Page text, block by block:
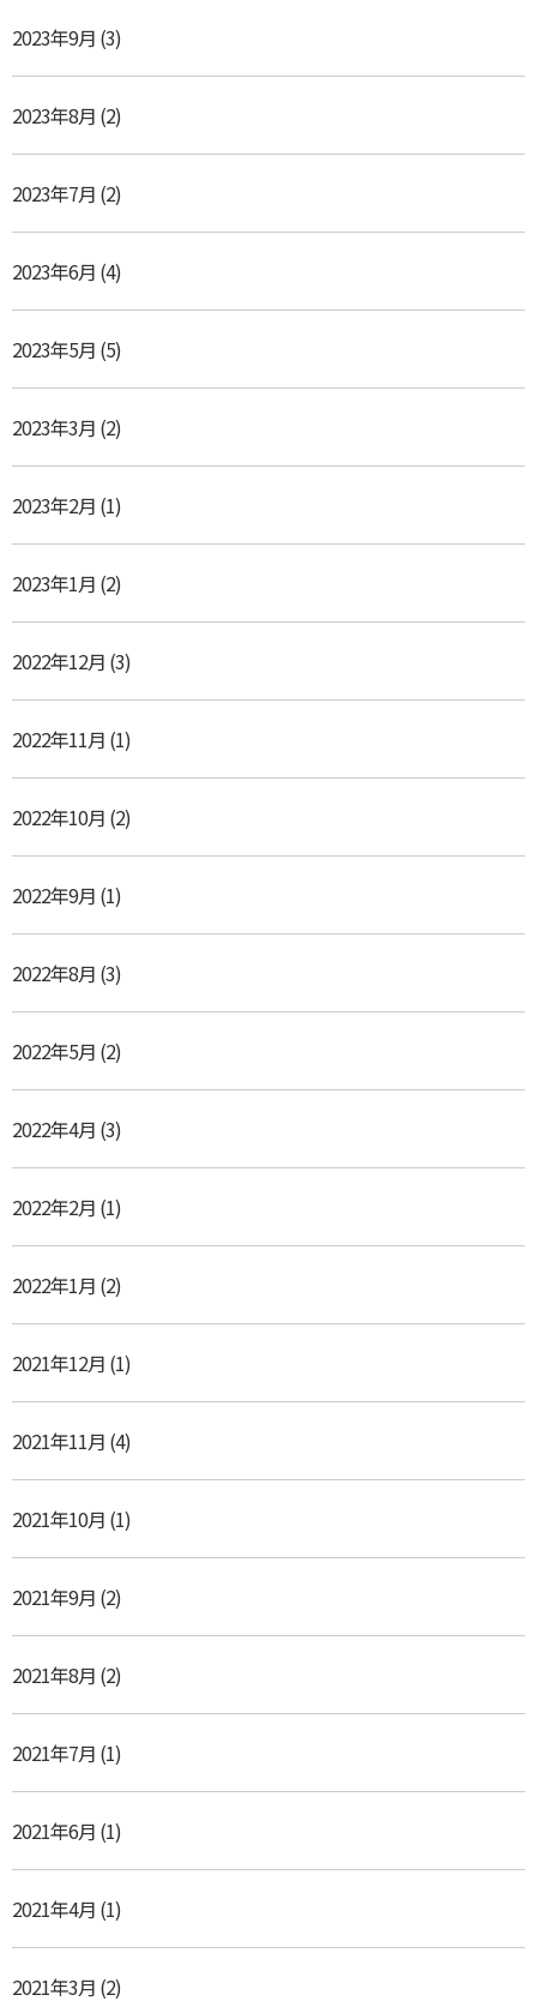
2023年9月 (3)
2023年8月 (2)
2023年7月 (2)
2023年6月 (4)
2023年5月 (5)
2023年3月 (2)
2023年2月 (1)
2023年1月 (2)
2022年12月 (3)
2022年11月 (1)
2022年10月 (2)
2022年9月 (1)
2022年8月 (3)
2022年5月 (2)
2022年4月 (3)
2022年2月 (1)
2022年1月 (2)
2021年12月 (1)
2021年11月 (4)
2021年10月 (1)
2021年9月 (2)
2021年8月 (2)
2021年7月 (1)
2021年6月 (1)
2021年4月 (1)
2021年3月 (2)